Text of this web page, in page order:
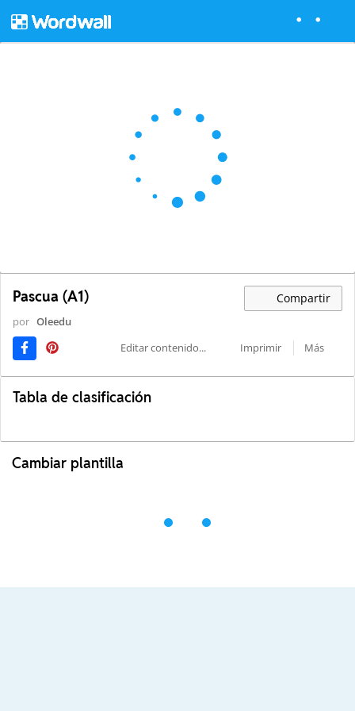
Pascua (A1) Compartir
por Oleedu
Editar contenido...
Imprimir Más
Tabla de clasificación
Cambiar plantilla